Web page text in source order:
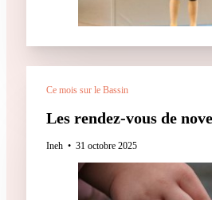
Ce mois sur le Bassin
Les rendez-vous de
Ineh 31 octobre 2025